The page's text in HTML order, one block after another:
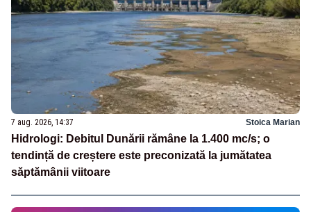
7 aug. 2026, 14:37 Stoica Marian
Hidrologi: Debitul Dunării rămâne la 1.400 mc/s; o
tendință de creștere este preconizată la jumătatea
săptămânii viitoare